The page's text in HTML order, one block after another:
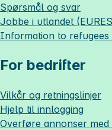
Spørsmål og svar
Jobbe i utlandet
Information to
For bedrifter
Vilkår og retningslinjer
Hjelp til innlogging
Overføre annonser